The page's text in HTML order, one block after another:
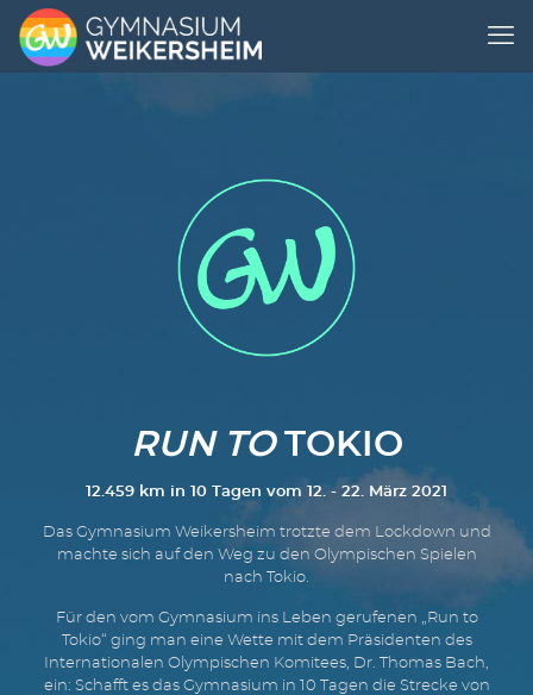
RUN TOTOKIO
12.459 km in 10 Tagen vom 12. - 22. März 2021
Das Gymnasium Weikersheim trotzte dem Lockdown und
machte sich auf den Weg zu den Olympischen Spielen
nach Tokio.
Für den vom Gymnasium ins Leben gerufenen „Run to
Tokio“ ging man eine Wette mit dem Präsidenten des
Internationalen Olympischen Komitees, Dr. Thomas Bach,
ein: Schafft es das Gymnasium in 10 Tagen die Strecke von